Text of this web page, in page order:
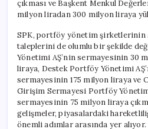
çıkması ve Başkent Menkul
milyon liradan 300 milyon liraya
SPK, portföy yönetim şirketlerinin
taleplerini de olumlu bir şekilde
Yönetimi AŞ’nin sermayesinin 30
liraya, Destek Portföy Yönetimi
sermayesinin 175 milyon liraya ve
Girişim Sermayesi Portföy
sermayesinin 75 milyon liraya
gelişmeler, piyasalardaki
önemli adımlar arasında yer alıyor.